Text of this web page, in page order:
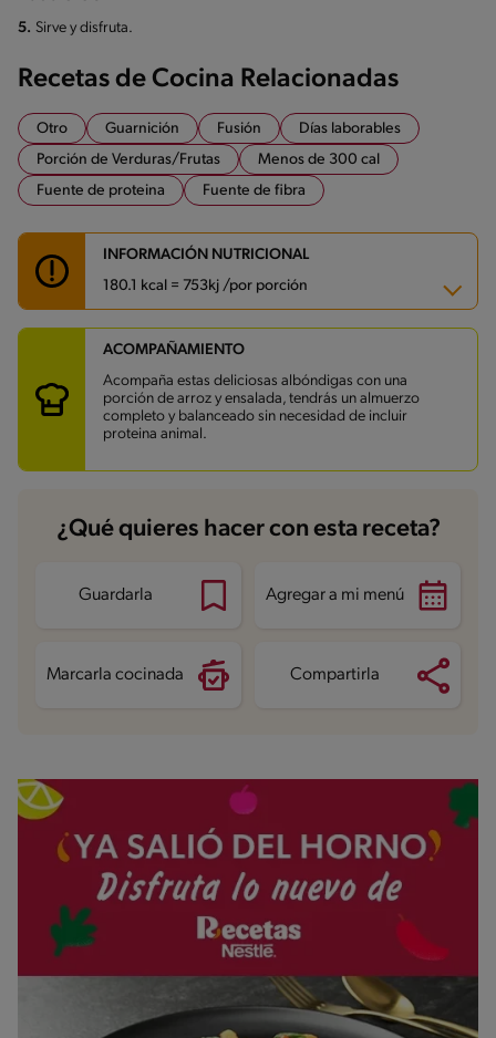
5. Sirve y disfruta.
Recetas de Cocina Relacionadas
Otro Guarnición Fusión
Días laborables
Porción de Verduras/Frutas
Menos de 300 cal
Fuente de proteina
Fuente de fibra
INFORMACIÓN NUTRICIONAL
180.1 kcal = 753kj /por porción
Carbohidratos 31.1 g
Energía 180.1 kcal
Grasas 5 g
Fibra 7.5 g
Proteína 10.5 g
Grasas saturadas
ACOMPAÑAMIENTO
Acompaña estas deliciosas albóndigas con una
porción de arroz y ensalada, tendrás un almuerzo
completo y balanceado sin necesidad de incluir
proteina animal.
¿Qué quieres hacer con esta receta?
Guardarla Agregar a mi menú
Marcarla cocinada Compartirla